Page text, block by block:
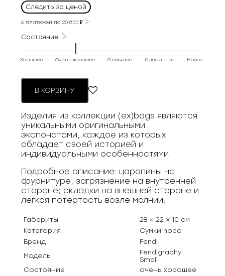
Следить за ценой
6 платежей по20 833₽
Состояние
Хорошее Очень хорошее Отличное Идеальное Новое
В КОРЗИНУ
Изделия из коллекции (ex)bags являются
уникальными оригинальными
экспонатами, каждое из которых
обладает своей историей и
индивидуальными особенностями.
Подробное описание: царапины на
фурнитуре; загрязнение на внутренней
стороне; складки на внешней стороне и
легкая потертость возле молнии.
Габариты
28 × 22 × 10 см
Категория
Сумки hobo
Бренд
Fendi
Модель
Fendigraphy
Small
Состояние
очень хорошее